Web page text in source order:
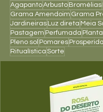
AgapantoArbusto Bromélias
Grama Amendoim Grama
Jardineiras Luz direta Meia
Pastagem Perfumada
Pleno sol Pomares
Ritualística Sorte